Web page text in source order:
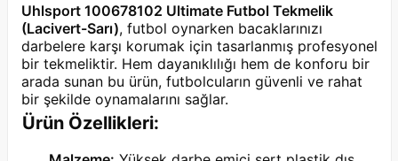
Uhlsport 100678102 Ultimate Futbol Tekmelik
(Lacivert-Sarı), futbol oynarken bacaklarınızı
darbelere karşı korumak için tasarlanmış profesyonel
bir tekmeliktir. Hem dayanıklılığı hem de konforu bir
arada sunan bu ürün, futbolcuların güvenli ve rahat
bir şekilde oynamalarını sağlar.
Ürün Özellikleri: